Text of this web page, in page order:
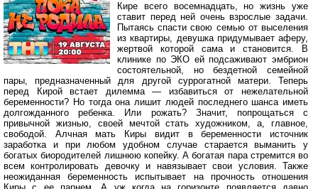
Кире всего восемнадцать, но жизнь уже
ставит перед ней очень взрослые задачи.
Пытаясь спасти свою семью от выселения
из квартиры, девушка придумывает аферу,
жертвой которой сама и становится. В
клинике по ЭКО ей подсаживают эмбрион
состоятельной, но бездетной семейной
пары, предназначенный для другой суррогатной матери. Теперь
перед Кирой встает дилемма — избавиться от нежелательной
беременности? Но тогда она лишит людей последнего шанса иметь
долгожданного ребенка. Или рожать? Значит, попрощаться с
привычной жизнью, своей мечтой стать художником, а, главное,
свободой. Алчная мать Киры видит в беременности источник
заработка и при любом удобном случае старается выманить у
богатых биородителей лишнюю копейку. А богатая пара стремится во
всем контролировать девочку и навязывает свои условия. Также
неожиданная беременность испытывает на прочность отношения